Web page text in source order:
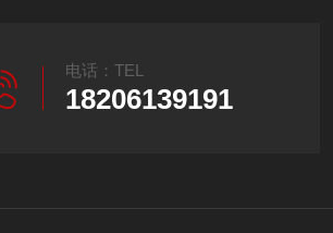
电话：TEL
18206139191